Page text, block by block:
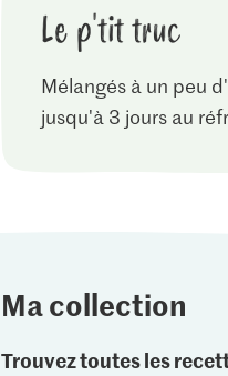
Le p'tit truc
Mélangés à un peu
jusqu'à 3 jours au
Ma collection
Trouvez toutes les